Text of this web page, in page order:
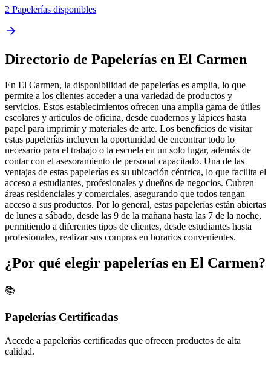
2 Papelerías disponibles
Directorio de Papelerías en El Carmen
En El Carmen, la disponibilidad de papelerías es amplia, lo que
permite a los clientes acceder a una variedad de productos y
servicios. Estos establecimientos ofrecen una amplia gama de útiles
escolares y artículos de oficina, desde cuadernos y lápices hasta
papel para imprimir y materiales de arte. Los beneficios de visitar
estas papelerías incluyen la oportunidad de encontrar todo lo
necesario para el trabajo o la escuela en un solo lugar, además de
contar con el asesoramiento de personal capacitado. Una de las
ventajas de estas papelerías es su ubicación céntrica, lo que facilita el
acceso a estudiantes, profesionales y dueños de negocios. Cubren
áreas residenciales y comerciales, asegurando que todos tengan
acceso a sus productos. Por lo general, estas papelerías están abiertas
de lunes a sábado, desde las 9 de la mañana hasta las 7 de la noche,
permitiendo a diferentes tipos de clientes, desde estudiantes hasta
profesionales, realizar sus compras en horarios convenientes.
¿Por qué elegir papelerías en El Carmen?
📚
Papelerías Certificadas
Accede a papelerías certificadas que ofrecen productos de alta
calidad.